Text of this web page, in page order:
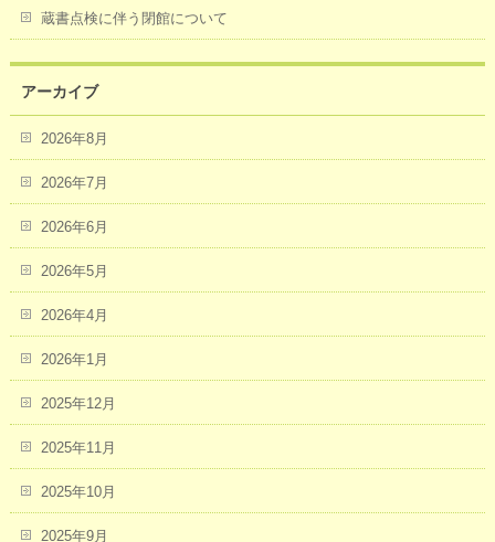
蔵書点検に伴う閉館について
アーカイブ
2026年8月
2026年7月
2026年6月
2026年5月
2026年4月
2026年1月
2025年12月
2025年11月
2025年10月
2025年9月